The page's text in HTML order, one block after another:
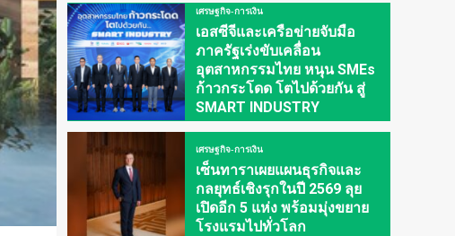
เศรษฐกิจ-การเงิน
เอสซีจีและเครือข่ายจับมือ
ภาครัฐเร่งขับเคลื่อน
อุตสาหกรรมไทย หนุน SMEs
ก้าวกระโดด โตไปด้วยกัน สู่
SMART INDUSTRY
เศรษฐกิจ-การเงิน
เซ็นทาราเผยแผนธุรกิจและ
กลยุทธ์เชิงรุกในปี 2569 ลุย
เปิดอีก 5 แห่ง พร้อมมุ่งขยาย
โรงแรมไปทั่วโลก